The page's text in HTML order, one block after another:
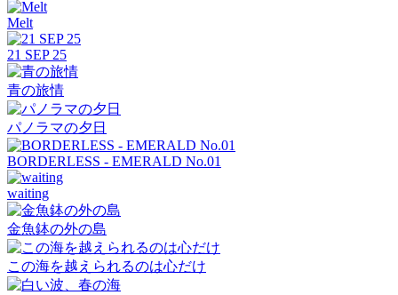
Melt
21 SEP 25
青の旅情
パノラマの夕日
BORDERLESS - EMERALD No.01
waiting
金魚鉢の外の島
この海を越えられるのは心だけ